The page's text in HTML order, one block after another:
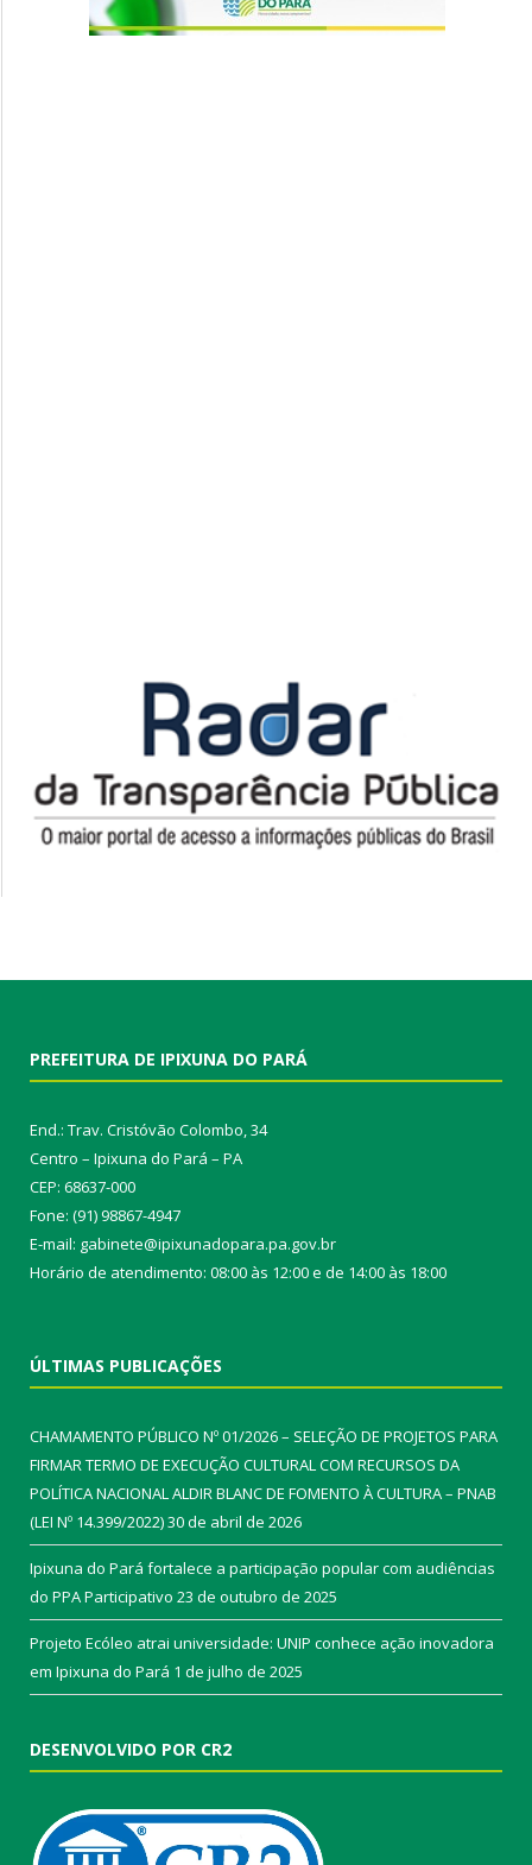
PREFEITURA DE IPIXUNA DO PARÁ
End.: Trav. Cristóvão Colombo, 34
Centro – Ipixuna do Pará – PA
CEP: 68637-000
Fone: (91) 98867-4947
E-mail: gabinete@ipixunadopara.pa.gov.br
Horário de atendimento: 08:00 às 12:00 e de 14:00 às 18:00
ÚLTIMAS PUBLICAÇÕES
CHAMAMENTO PÚBLICO Nº 01/2026 – SELEÇÃO DE PROJETOS PARA
FIRMAR TERMO DE EXECUÇÃO CULTURAL COM RECURSOS DA
POLÍTICA NACIONAL ALDIR BLANC DE FOMENTO À CULTURA – PNAB
(LEI Nº 14.399/2022)30 de abril de 2026
Ipixuna do Pará fortalece a participação popular com audiências
do PPA Participativo 23 de outubro de 2025
Projeto Ecóleo atrai universidade: UNIP conhece ação inovadora
em Ipixuna do Pará 1 de julho de 2025
DESENVOLVIDO POR CR2